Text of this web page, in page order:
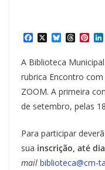
a
c
e
b
o
o
k
X B
e
s
k
y
T
h
r
e
a
d
s
P
n
t
e
r
e
s
t
I
A Biblioteca
rubrica Encontro
ZOOM. A primeira
de setembro, pelas
Para participar
sua inscrição, até
mail biblioteca@cm-